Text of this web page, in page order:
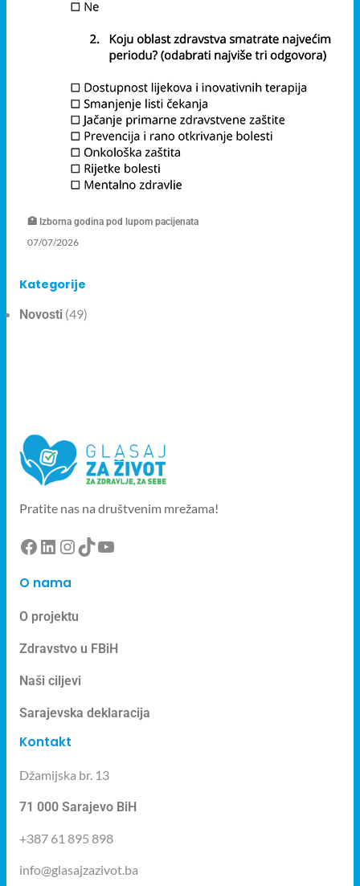
🏥 Izborna godina pod lupom pacijenata
07/07/2026
Kategorije
Novosti (49)
Pratite nas na društvenim mrežama!
O nama
O projektu
Zdravstvo u FBiH
Naši ciljevi
Sarajevska deklaracija
Kontakt
Džamijska br. 13
71 000 Sarajevo BiH
+387 61 895 898
info@glasajzazivot.ba